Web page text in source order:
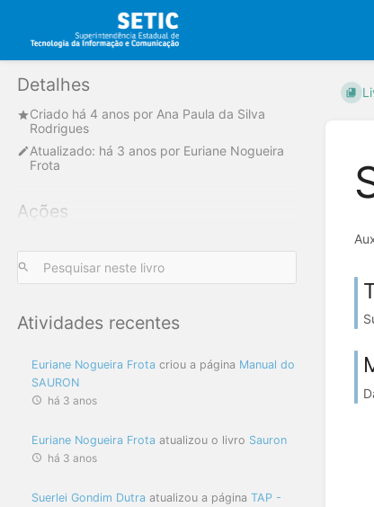
Detalhes
Criado há 4 anos por Ana Paula da Silva
Rodrigues
Atualizado: há 3 anos por Euriane Nogueira
Frota
Ações
Atividades recentes
Euriane Nogueira Frota criou a página Manual do
SAURON
há 3 anos
Euriane Nogueira Frota atualizou o livro Sauron
há 3 anos
Suerlei Gondim Dutra atualizou a página TAP -